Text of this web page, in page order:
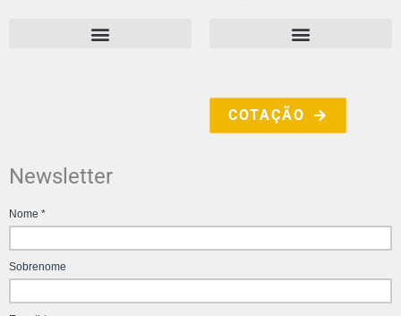
COTAÇÃO
Newsletter